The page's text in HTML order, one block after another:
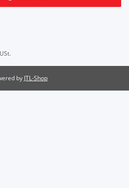
by JTL-Shop